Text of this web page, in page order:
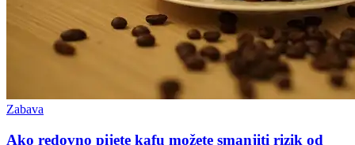
Zabava
Ako redovno pijete kafu možete smanjiti rizik od